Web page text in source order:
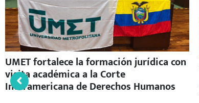
UMET fortalece la formación jurídica con
visita académica a la Corte
Interamericana de Derechos Humanos